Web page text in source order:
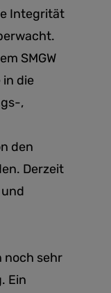
Integrität
SMGW
die
,
den
Derzeit
noch sehr
Ein